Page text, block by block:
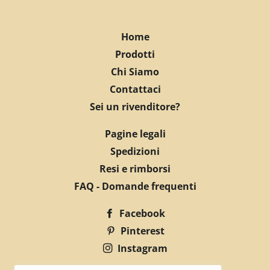
Home
Prodotti
Chi Siamo
Contattaci
Sei un rivenditore?
Pagine legali
Spedizioni
Resi e rimborsi
FAQ - Domande frequenti
Facebook
Pinterest
Instagram